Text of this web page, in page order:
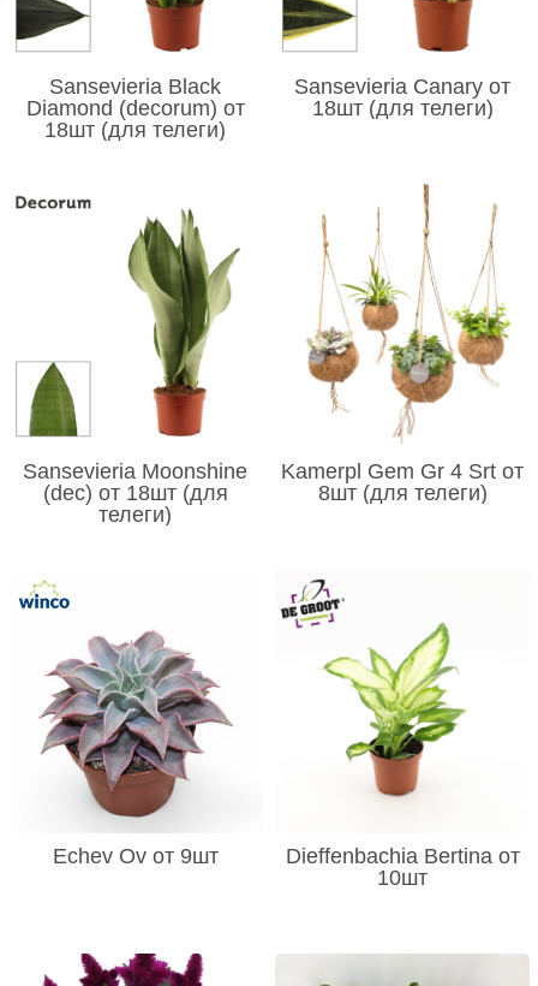
Sansevieria Black
Diamond (decorum) от
18шт (для телеги)
Sansevieria Canary от
18шт (для телеги)
Sansevieria Moonshine
(dec) от 18шт (для
телеги)
Kamerpl Gem Gr 4 Srt от
8шт (для телеги)
Echev Ov от 9шт
Dieffenbachia Bertina от
10шт